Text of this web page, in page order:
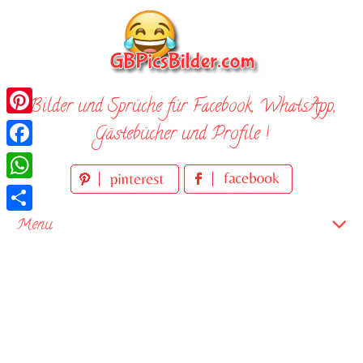
Bilder und Sprüche für Facebook, WhatsApp,
Gästebücher und Profile !
Menu
Pinterest
Facebook
WhatsApp
Teilen